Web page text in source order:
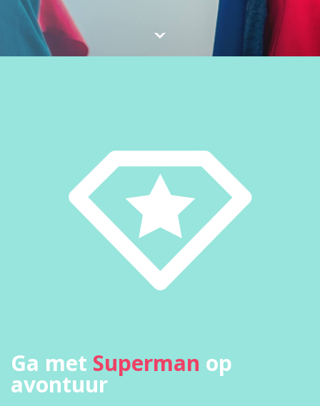
Ga met Superman op
avontuur